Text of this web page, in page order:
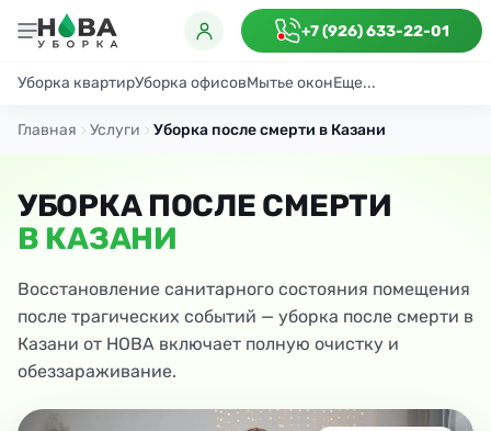
+7 (926) 633-22-01
Уборка квартирУборка офисовМытье оконЕще...
ГенеральнаяПоддерживающаяПосле ремонта
Главная Услуги Уборка после смерти в Казани
УБОРКА ПОСЛЕ СМЕРТИ
В КАЗАНИ
Восстановление санитарного состояния помещения
после трагических событий — уборка после смерти в
Казани от НОВА включает полную очистку и
обеззараживание.